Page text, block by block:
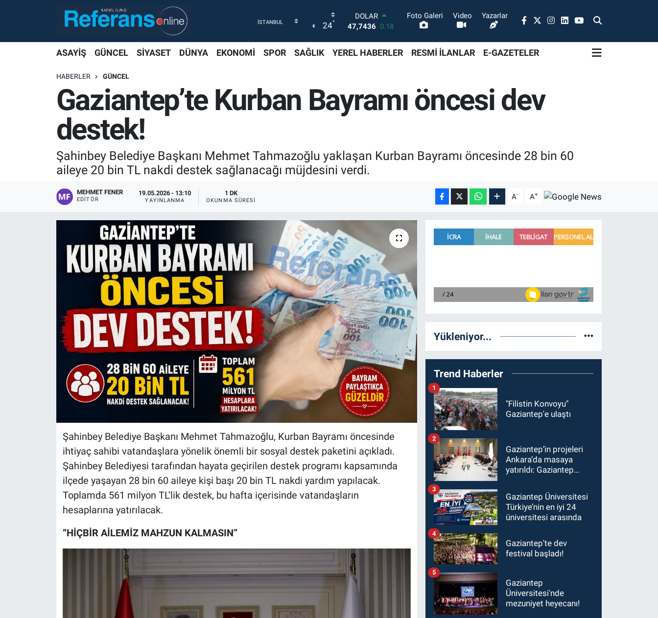
24°
DOLAR
47,7436 0.18
STERLİN
BİST100
13.779 -14
Foto Galeri Video Yazarlar
ASAYİŞ GÜNCEL SİYASET DÜNYA EKONOMİ SPOR SAĞLIK YEREL HABERLER RESMİ İLANLAR E-GAZETELER
HABERLER GÜNCEL
Gaziantep’te Kurban Bayramı öncesi dev
destek!
Şahinbey Belediye Başkanı Mehmet Tahmazoğlu yaklaşan Kurban Bayramı öncesinde 28 bin 60
aileye 20 bin TL nakdi destek sağlanacağı müjdesini verdi.
MEHMET FENER
EDITÖR
19.05.2026 - 13:10
YAYINLANMA
1 DK
OKUNMA SÜRESI A- A+
Şahinbey Belediye Başkanı Mehmet Tahmazoğlu, Kurban Bayramı öncesinde
ihtiyaç sahibi vatandaşlara yönelik önemli bir sosyal destek paketini açıkladı.
Şahinbey Belediyesi tarafından hayata geçirilen destek programı kapsamında
ilçede yaşayan 28 bin 60 aileye kişi başı 20 bin TL nakdi yardım yapılacak.
Toplamda 561 milyon TL’lik destek, bu hafta içerisinde vatandaşların
hesaplarına yatırılacak.
“HİÇBİR AİLEMİZ MAHZUN KALMASIN”
Yükleniyor...
Trend Haberler
"Filistin Konvoyu"
Gaziantep'e ulaştı
1
Gaziantep’in projeleri
Ankara’da masaya
yatırıldı: Gaziantep
Şimşek’e ziyaret!
2
Gaziantep Üniversitesi
Türkiye’nin en iyi 24
üniversitesi arasında
3
Gaziantep'te dev
festival başladı!
4
Gaziantep
Üniversitesi'nde
mezuniyet heyecanı!
5